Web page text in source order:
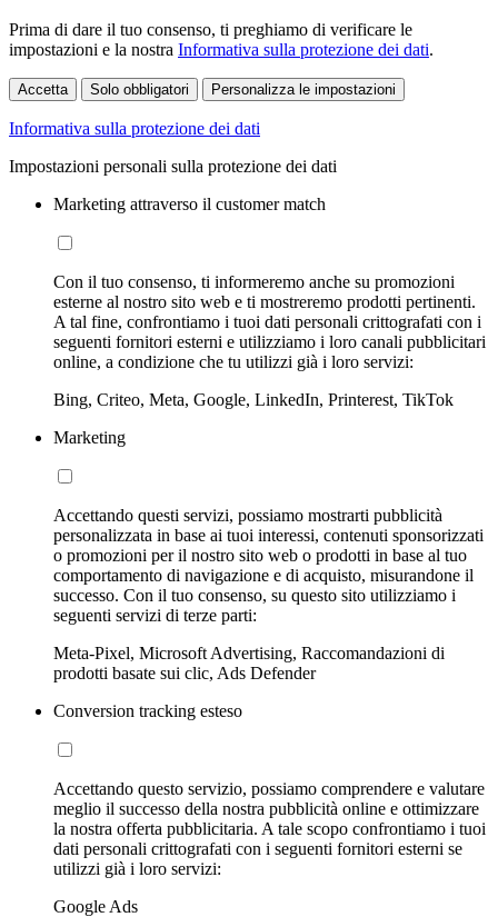
Prima di dare il tuo consenso, ti preghiamo di verificare le
impostazioni e la nostra Informativa sulla protezione dei dati.
Accetta Solo obbligatori Personalizza le impostazioni
Informativa sulla protezione dei dati
Impostazioni personali sulla protezione dei dati
Marketing attraverso il customer match
Con il tuo consenso, ti informeremo anche su promozioni
esterne al nostro sito web e ti mostreremo prodotti pertinenti.
A tal fine, confrontiamo i tuoi dati personali crittografati con i
seguenti fornitori esterni e utilizziamo i loro canali pubblicitari
online, a condizione che tu utilizzi già i loro servizi:
Bing, Criteo, Meta, Google, LinkedIn, Printerest, TikTok
Marketing
Accettando questi servizi, possiamo mostrarti pubblicità
personalizzata in base ai tuoi interessi, contenuti sponsorizzati
o promozioni per il nostro sito web o prodotti in base al tuo
comportamento di navigazione e di acquisto, misurandone il
successo. Con il tuo consenso, su questo sito utilizziamo i
seguenti servizi di terze parti:
Meta-Pixel, Microsoft Advertising, Raccomandazioni di
prodotti basate sui clic, Ads Defender
Conversion tracking esteso
Accettando questo servizio, possiamo comprendere e valutare
meglio il successo della nostra pubblicità online e ottimizzare
la nostra offerta pubblicitaria. A tale scopo confrontiamo i tuoi
dati personali crittografati con i seguenti fornitori esterni se
utilizzi già i loro servizi:
Google Ads